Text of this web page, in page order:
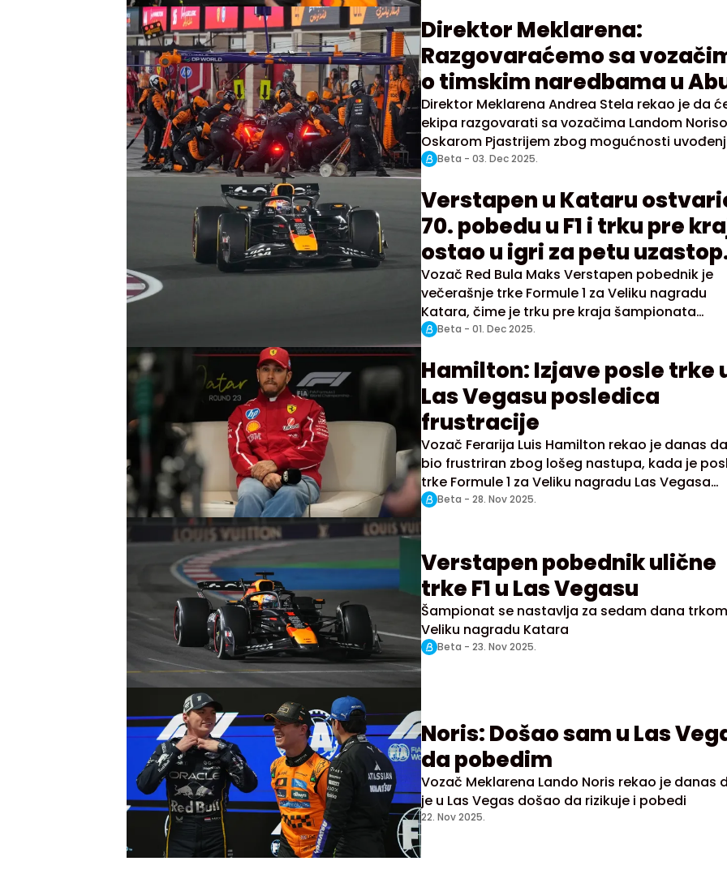
šampionsku titulu u poslednjoj trci u sezoni.
Direktor Meklarena:
Razgovaraćemo sa
o timskim naredbama u
Dabiju
Direktor Meklarena Andrea Stela rekao je da
ekipa razgovarati sa vozačima Landom
Oskarom Pjastrijem zbog mogućnosti
timskih naredbi u poslednjoj trci u šampionatu
šampion.
Beta - 03. Dec 2025.
Verstapen u Kataru
70. pobedu u F1 i trku pre
ostao u igri za petu
titulu
Vozač Red Bula Maks Verstapen pobednik je
večerašnje trke Formule 1 za Veliku nagradu
Katara, čime je trku pre kraja šampionata
smanjio razliku za vodećim u generalnom
bodova.
Beta - 01. Dec 2025.
Hamilton: Izjave posle trke
Las Vegasu posledica
frustracije
Vozač Ferarija Luis Hamilton rekao je danas
bio frustriran zbog lošeg nastupa, kada je
trke Formule 1 za Veliku nagradu Las Vegasa
rekao da se ne raduje narednoj sezoni.
Beta - 28. Nov 2025.
Verstapen pobednik ulične
trke F1 u Las Vegasu
Šampionat se nastavlja za sedam dana
Veliku nagradu Katara
Beta - 23. Nov 2025.
Noris: Došao sam u Las
da pobedim
Vozač Meklarena Lando Noris rekao je danas
je u Las Vegas došao da rizikuje i pobedi
22. Nov 2025.